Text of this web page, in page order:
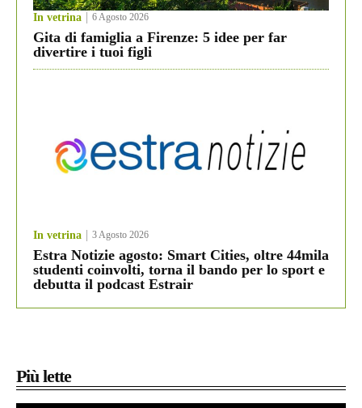
In vetrina 6 Agosto 2026
Gita di famiglia a Firenze: 5 idee per far
divertire i tuoi figli
In vetrina 3 Agosto 2026
Estra Notizie agosto: Smart Cities, oltre 44mila
studenti coinvolti, torna il bando per lo sport e
debutta il podcast Estrair
Più lette